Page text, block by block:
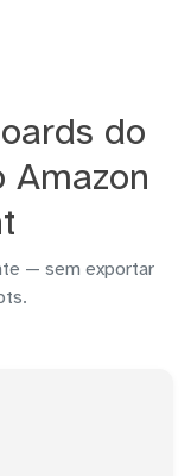
do
Amazon
— sem exportar